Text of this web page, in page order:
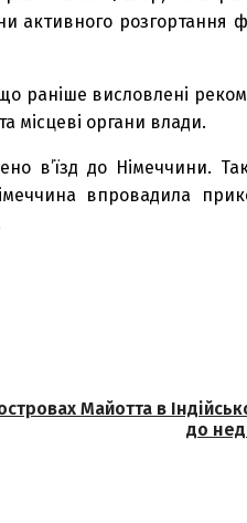
розгортання
раніше висловлені
місцеві органи влади.
в’їзд до Німеччини.
впровадила
Майотта в
до